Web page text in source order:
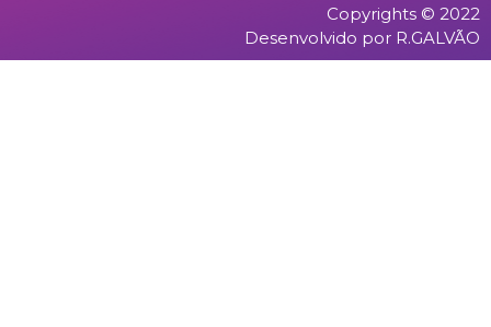
Copyrights © 2022
Desenvolvido por R.GALVÃO